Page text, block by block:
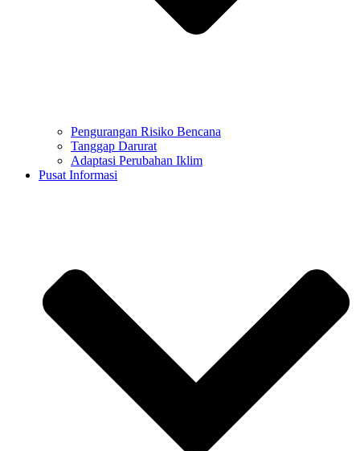
Pengurangan Risiko Bencana
Tanggap Darurat
Adaptasi Perubahan Iklim
Pusat Informasi